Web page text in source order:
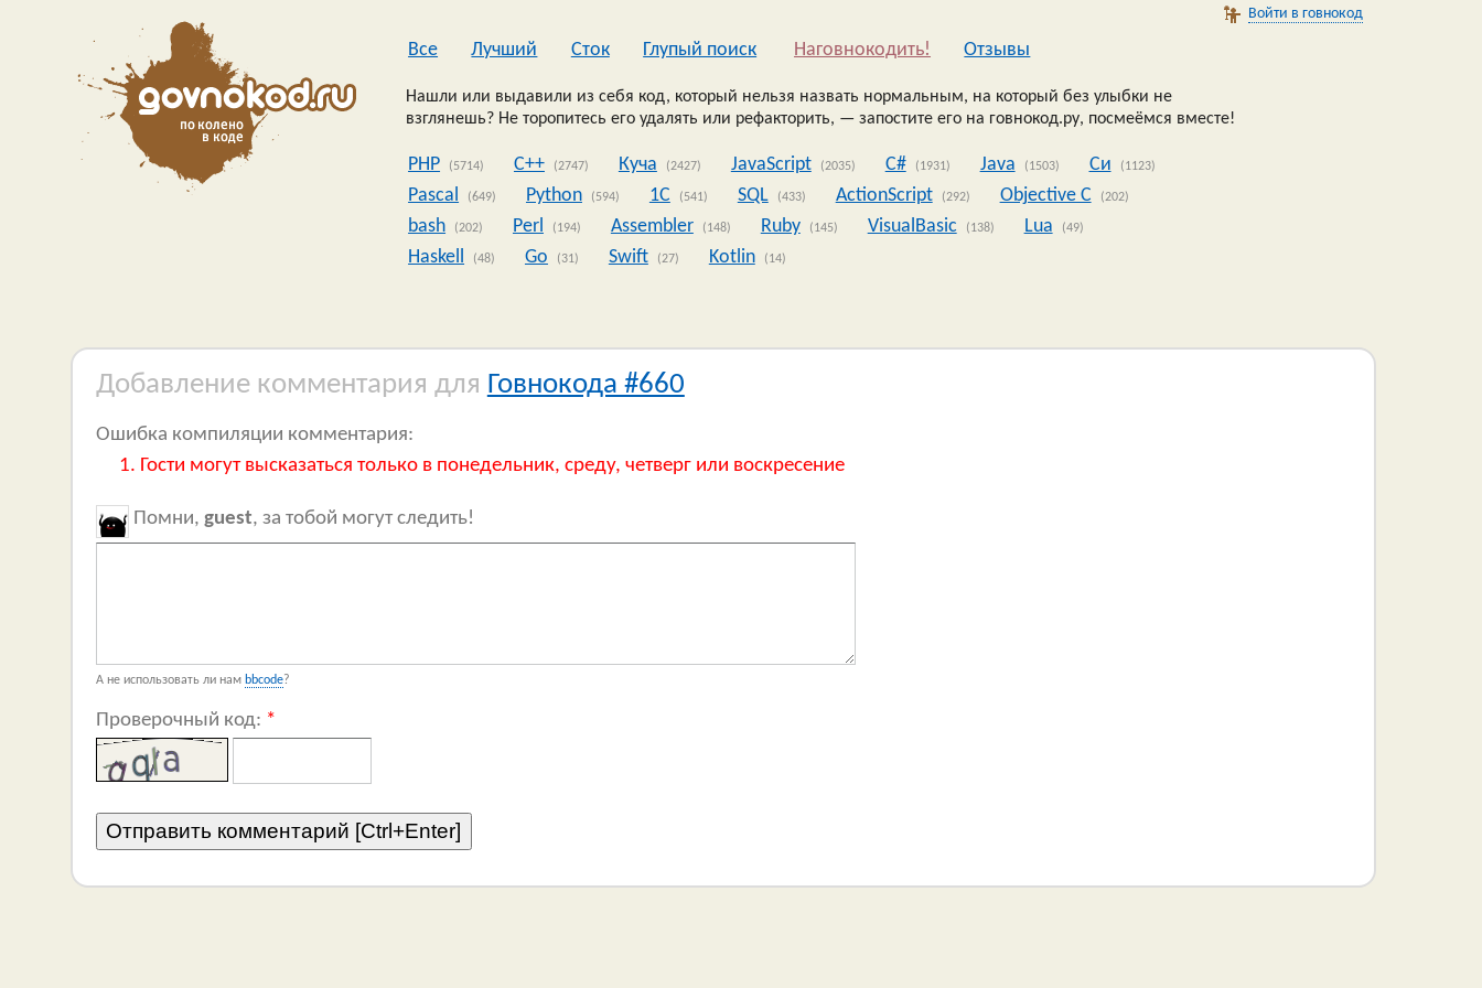
Войти в говнокод
Все Лучший Сток Глупый поиск Наговнокодить! Oтзывы
Нашли или выдавили из себя код, который нельзя назвать нормальным, на который без улыбки не
взглянешь? Не торопитесь его удалять или рефакторить, — запостите его на говнокод.ру, посмеёмся вместе!
PHP (5714) C++ (2747) Куча (2427) JavaScript (2035) C# (1931) Java (1503) Си (1123)
Pascal (649) Python (594) 1C (541) SQL (433) ActionScript (292) Objective C (202)
bash (202) Perl (194) Assembler (148) Ruby (145) VisualBasic (138) Lua (49)
Haskell (48) Go (31) Swift (27) Kotlin (14)
Добавление комментария для Говнокода #660
Ошибка компиляции комментария:
Гости могут высказаться только в понедельник, среду, четверг или воскресение
Помни, guest, за тобой могут следить!
А не использовать ли нам bbcode?
Проверочный код: *